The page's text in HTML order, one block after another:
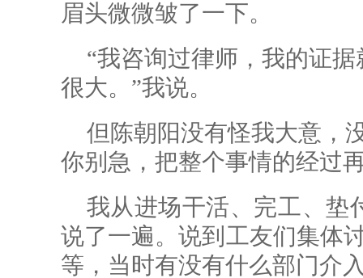
眉头微微皱了一下。
“我咨询过律师，我的证
很大。”我说。
但陈朝阳没有怪我大意，
你别急，把整个事情的经过
我从进场干活、完工、垫
说了一遍。说到工友们集体
等，当时有没有什么部门介